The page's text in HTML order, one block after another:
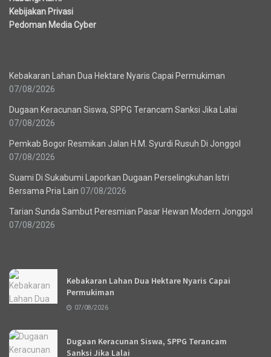
Kebijakan Privasi
Pedoman Media Cyber
Kebakaran Lahan Dua Hektare Nyaris Capai Permukiman
07/08/2026
Dugaan Keracunan Siswa, SPPG Terancam Sanksi Jika Lalai
07/08/2026
Pemkab Bogor Resmikan Jalan H.M. Syurdi Rusuh Di Jonggol
07/08/2026
Suami Di Sukabumi Laporkan Dugaan Perselingkuhan Istri
Bersama Pria Lain 07/08/2026
Tarian Sunda Sambut Peresmian Pasar Hewan Modern Jonggol
07/08/2026
Kebakaran Lahan Dua Hektare Nyaris Capai
Permukiman
07/08/2026
Dugaan Keracunan Siswa, SPPG Terancam
Sanksi Jika Lalai